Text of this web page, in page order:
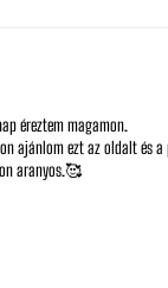
éreztem magamon.
ajánlom ezt az oldalt és
aranyos.🥰